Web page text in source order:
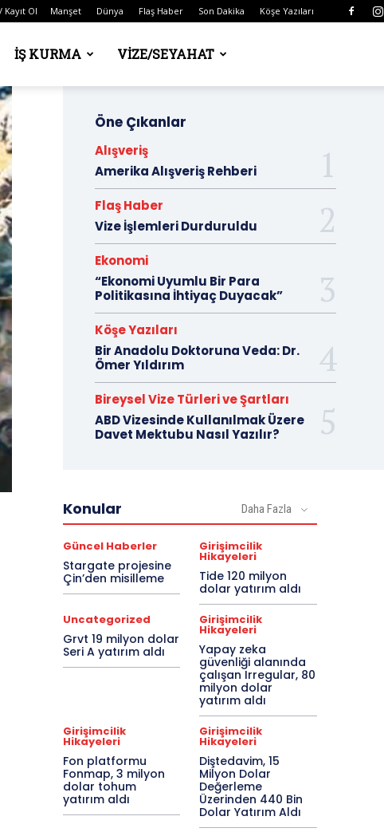
Kayıt Ol Manşet Dünya Flaş Haber Son Dakika Köşe Yazıları
İŞ KURMA VIZE/SEYAHAT
Öne Çıkanlar
Alışveriş
Amerika Alışveriş Rehberi
Flaş Haber
Vize İşlemleri Durduruldu
Ekonomi
“Ekonomi Uyumlu Bir Para
Politikasına İhtiyaç Duyacak”
Köşe Yazıları
Bir Anadolu Doktoruna Veda: Dr.
Ömer Yıldırım
Bireysel Vize Türleri ve Şartları
ABD Vizesinde Kullanılmak Üzere
Davet Mektubu Nasıl Yazılır?
Konular Daha Fazla
Güncel Haberler
Stargate projesine
Çin’den misilleme
Girişimcilik
Hikayeleri
Tide 120 milyon
dolar yatırım aldı
Uncategorized
Grvt 19 milyon dolar
Seri A yatırım aldı
Girişimcilik
Hikayeleri
Yapay zeka
güvenliği alanında
çalışan Irregular, 80
milyon dolar
yatırım aldı
Girişimcilik
Hikayeleri
Fon platformu
Fonmap, 3 milyon
dolar tohum
yatırım aldı
Girişimcilik
Hikayeleri
Diştedavim, 15
Milyon Dolar
Değerleme
Üzerinden 440 Bin
Dolar Yatırım Aldı